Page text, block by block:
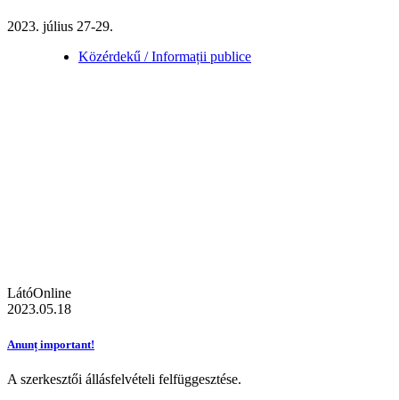
2023. július 27-29.
Közérdekű / Informații publice
LátóOnline
2023.05.18
Anunț important!
A szerkesztői állásfelvételi felfüggesztése.